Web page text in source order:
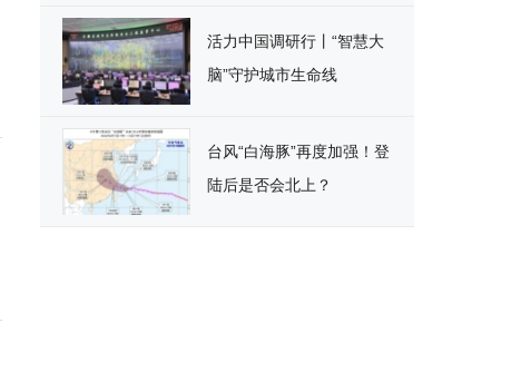
活力中国调研行丨“智慧大
脑”守护城市生命线
台风“白海豚”再度加强！登
陆后是否会北上？